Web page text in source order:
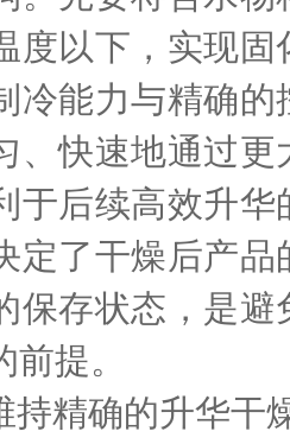
度以下，实现
冷能力与精确
、快速地通过
于后续高效升
定了干燥后产
保存状态，是
提。
精确的升华干